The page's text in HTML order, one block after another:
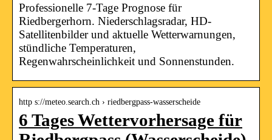
Professionelle 7-Tage Prognose für
Riedbergerhorn. Niederschlagsradar, HD-
Satellitenbilder und aktuelle Wetterwarnungen,
stündliche Temperaturen,
Regenwahrscheinlichkeit und Sonnenstunden.
http s://meteo.search.ch › riedbergpass-wasserscheide
6 Tages Wettervorhersage für